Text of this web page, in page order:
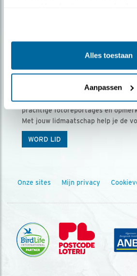
Alles toestaan
Aanpassen
Ontvang 5 x Vogels voor €
Vogels is het tijdschrift voor onze
prachtige fotoreportages en
Met jouw lidmaatschap help je de
WORD LID
Onze sites Mijn privacy